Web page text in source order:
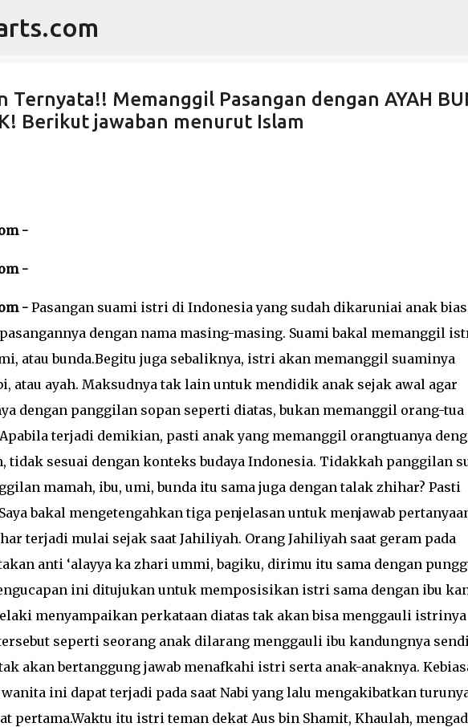
Ternyata!! Memanggil Pasangan dengan AYAH
Berikut jawaban menurut Islam
-
-
- Pasangan suami istri di Indonesia yang sudah dikaruniai anak
dengan nama masing-masing. Suami bakal memanggil
atau bunda.Begitu juga sebaliknya, istri akan memanggil suaminya
atau ayah. Maksudnya tak lain untuk mendidik anak sejak awal agar
dengan panggilan sopan seperti diatas, bukan memanggil orang-tua
terjadi demikian, pasti anak yang memanggil orangtuanya
tidak sesuai dengan konteks budaya Indonesia. Tidakkah panggilan
mamah, ibu, umi, bunda itu sama juga dengan talak zhihar? Pasti
bakal mengetengahkan tiga penjelasan untuk menjawab
terjadi mulai sejak saat Jahiliyah. Orang Jahiliyah saat geram pada
anti ‘alayya ka zhari ummi, bagiku, dirimu itu sama dengan
ini ditujukan untuk memposisikan istri sama dengan ibu
menyampaikan perkataan diatas tak akan bisa menggauli istrinya
seperti seorang anak dilarang menggauli ibu kandungnya
akan bertanggung jawab menafkahi istri serta anak-anaknya.
ini dapat terjadi pada saat Nabi yang lalu mengakibatkan
pertama.Waktu itu istri teman dekat Aus bin Shamit, Khaulah,